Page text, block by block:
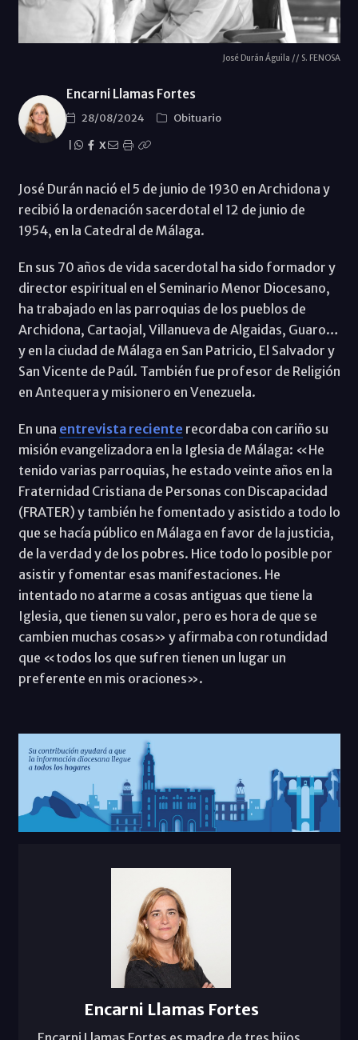
José Durán Águila // S. FENOSA
Encarni Llamas Fortes
28/08/2024
Obituario
X
José Durán nació el 5 de junio de 1930 en Archidona y
recibió la ordenación sacerdotal el 12 de junio de
1954, en la Catedral de Málaga.
En sus 70 años de vida sacerdotal ha sido formador y
director espiritual en el Seminario Menor Diocesano,
ha trabajado en las parroquias de los pueblos de
Archidona, Cartaojal, Villanueva de Algaidas, Guaro…
y en la ciudad de Málaga en San Patricio, El Salvador y
San Vicente de Paúl. También fue profesor de Religión
en Antequera y misionero en Venezuela.
En una entrevista reciente recordaba con cariño su
misión evangelizadora en la Iglesia de Málaga: «He
tenido varias parroquias, he estado veinte años en la
Fraternidad Cristiana de Personas con Discapacidad
(FRATER) y también he fomentado y asistido a todo lo
que se hacía público en Málaga en favor de la justicia,
de la verdad y de los pobres. Hice todo lo posible por
asistir y fomentar esas manifestaciones. He
intentado no atarme a cosas antiguas que tiene la
Iglesia, que tienen su valor, pero es hora de que se
cambien muchas cosas» y afirmaba con rotundidad
que «todos los que sufren tienen un lugar un
preferente en mis oraciones».
Encarni Llamas Fortes